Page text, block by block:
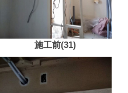
施工前(31)